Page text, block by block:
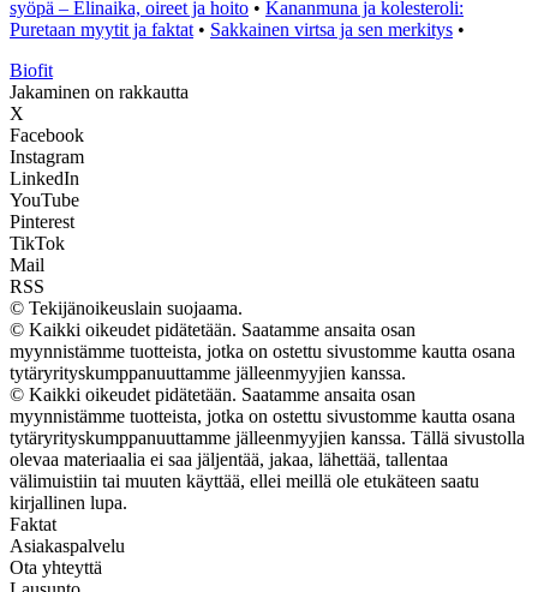
syöpä – Elinaika, oireet ja hoito • Kananmuna ja kolesteroli:
Puretaan myytit ja faktat • Sakkainen virtsa ja sen merkitys •
Biofit
Jakaminen on rakkautta
X
Facebook
Instagram
LinkedIn
YouTube
Pinterest
TikTok
Mail
RSS
© Tekijänoikeuslain suojaama.
© Kaikki oikeudet pidätetään. Saatamme ansaita osan
myynnistämme tuotteista, jotka on ostettu sivustomme kautta osana
tytäryrityskumppanuuttamme jälleenmyyjien kanssa.
© Kaikki oikeudet pidätetään. Saatamme ansaita osan
myynnistämme tuotteista, jotka on ostettu sivustomme kautta osana
tytäryrityskumppanuuttamme jälleenmyyjien kanssa. Tällä sivustolla
olevaa materiaalia ei saa jäljentää, jakaa, lähettää, tallentaa
välimuistiin tai muuten käyttää, ellei meillä ole etukäteen saatu
kirjallinen lupa.
Faktat
Asiakaspalvelu
Ota yhteyttä